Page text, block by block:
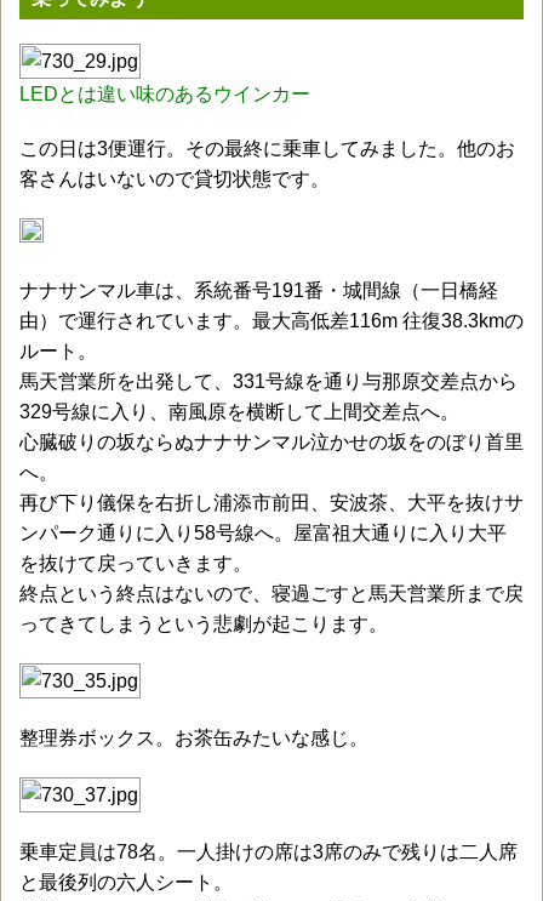
LEDとは違い味のあるウインカー
この日は3便運行。その最終に乗車してみました。他のお
客さんはいないので貸切状態です。
ナナサンマル車は、系統番号191番・城間線（一日橋経
由）で運行されています。最大高低差116m 往復38.3kmの
ルート。
馬天営業所を出発して、331号線を通り与那原交差点から
329号線に入り、南風原を横断して上間交差点へ。
心臓破りの坂ならぬナナサンマル泣かせの坂をのぼり首里
へ。
再び下り儀保を右折し浦添市前田、安波茶、大平を抜けサ
ンパーク通りに入り58号線へ。屋富祖大通りに入り大平
を抜けて戻っていきます。
終点という終点はないので、寝過ごすと馬天営業所まで戻
ってきてしまうという悲劇が起こります。
整理券ボックス。お茶缶みたいな感じ。
乗車定員は78名。一人掛けの席は3席のみで残りは二人席
と最後列の六人シート。